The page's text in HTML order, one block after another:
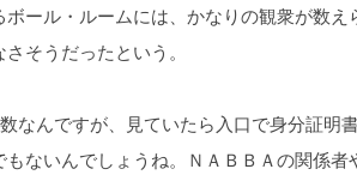
ール・ルームには、かなりの観衆が数え
そうだったという。
数なんですが、見ていたら入口で身分証明
もないんでしょうね。ＮＡＢＢＡの関係